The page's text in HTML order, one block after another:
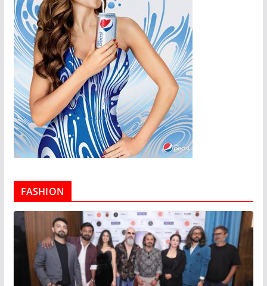
FASHION